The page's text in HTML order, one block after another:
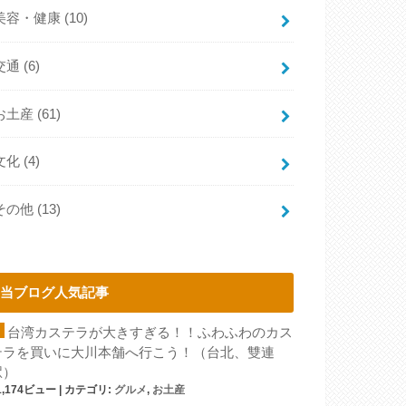
容・健康 (10)
通 (6)
土産 (61)
化 (4)
の他 (13)
当ブログ人気記事
台湾カステラが大きすぎる！！ふわふわのカス
ラを買いに大川本舗へ行こう！（台北、雙連
ビュー カテゴリ: グルメ, お土産